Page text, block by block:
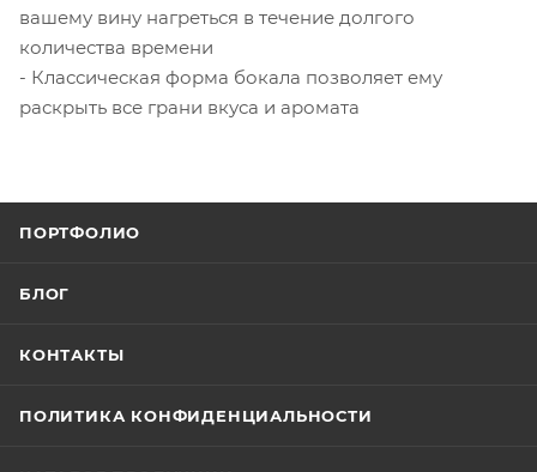
вашему вину нагреться в течение долгого
количества времени
- Классическая форма бокала позволяет ему
раскрыть все грани вкуса и аромата
ПОРТФОЛИО
БЛОГ
КОНТАКТЫ
ПОЛИТИКА КОНФИДЕНЦИАЛЬНОСТИ